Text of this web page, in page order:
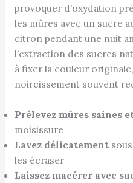
provoquer d’oxydation
les mûres avec un sucre
citron pendant une nuit
l’extraction des sucres
à fixer la couleur
noircissement souvent
Prélevez mûres saines
moisissure
Lavez délicatementsous
les écraser
Laissez macérer avec